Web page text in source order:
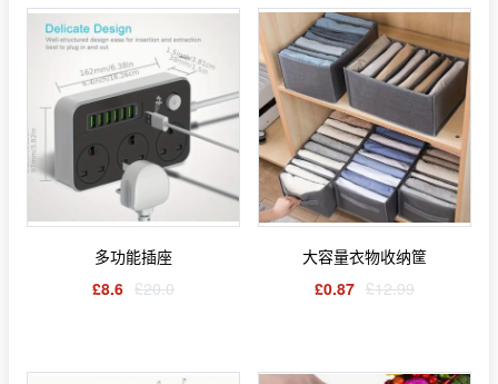
多功能插座
£8.6 £20.0
大容量衣物收纳筐
£0.87 £12.99